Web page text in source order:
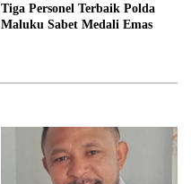
Tiga Personel Terbaik Polda
Maluku Sabet Medali Emas